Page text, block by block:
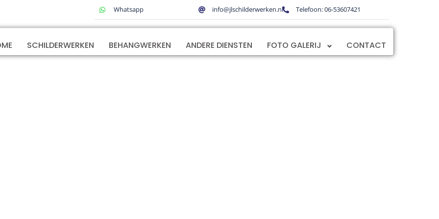
Whatsapp info@jlschilderwerken.nl Telefoon: 06-53607421
SCHILDERWERKEN BEHANGWERKEN ANDERE DIENSTEN FOTO GALERIJ CONTACT